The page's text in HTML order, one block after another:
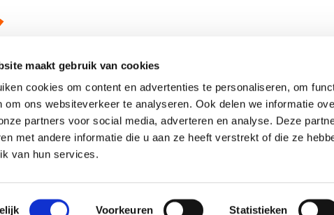
maakt gebruik van cookies
cookies om content en advertenties te personaliseren, om
om ons websiteverkeer te analyseren. Ook delen we informatie
partners voor social media, adverteren en analyse. Deze
met andere informatie die u aan ze heeft verstrekt of die ze
van hun services.
Voorkeuren Statistieken